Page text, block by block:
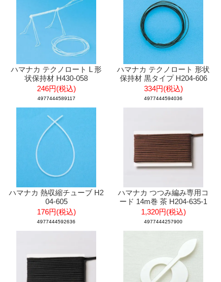
ハマナカ テクノロート L 形
状保持材 H430-058
246円(税込)
4977444589117
ハマナカ テクノロート 形状
保持材 黒タイプ H204-606
334円(税込)
4977444594036
ハマナカ 熱収縮チューブ H2
04-605
176円(税込)
4977444592636
ハマナカ つつみ編み専用コ
ード 14m巻 茶 H204-635-1
1,320円(税込)
4977444257900